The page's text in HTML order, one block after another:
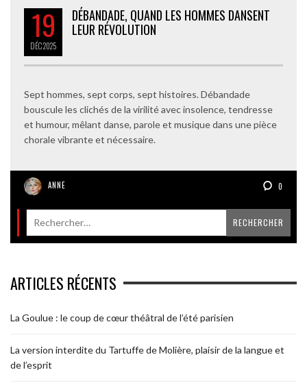
19
DÉC2025
DÉBANDADE, QUAND LES HOMMES DANSENT
LEUR RÉVOLUTION
Sept hommes, sept corps, sept histoires. Débandade
bouscule les clichés de la virilité avec insolence, tendresse
et humour, mêlant danse, parole et musique dans une pièce
chorale vibrante et nécessaire.
ANNE 0
ARTICLES RÉCENTS
La Goulue : le coup de cœur théâtral de l’été parisien
La version interdite du Tartuffe de Molière, plaisir de la langue et
de l’esprit